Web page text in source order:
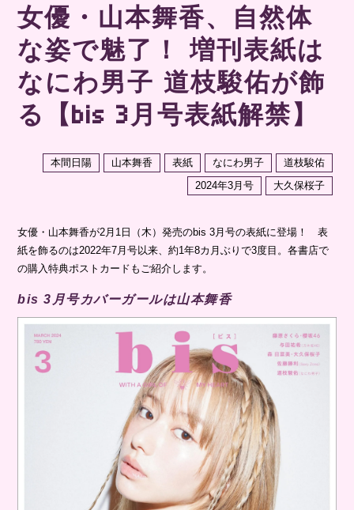
女優・山本舞香、自然体
な姿で魅了！ 増刊表紙は
なにわ男子 道枝駿佑が飾
る【bis 3月号表紙解禁】
本間日陽 山本舞香 表紙 なにわ男子
道枝駿佑
2024年3月号
大久保桜子
⼥優・⼭本舞⾹が2⽉1⽇（木）発売のbis 3月号の表紙に登場！ 表
紙を飾るのは2022年7⽉号以来、約1年8カ⽉ぶりで3度⽬。各書店で
の購入特典ポストカードもご紹介します。
bis 3月号カバーガールは⼭本舞⾹